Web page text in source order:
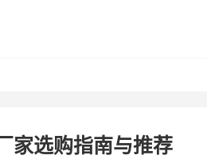
家选购指南与推荐